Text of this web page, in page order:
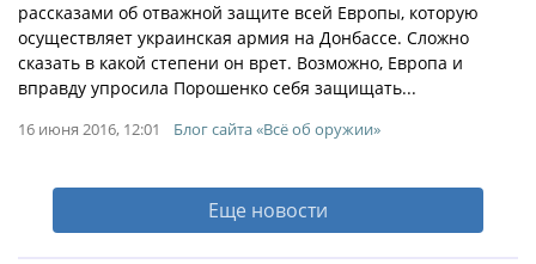
рассказами об отважной защите всей Европы, которую
осуществляет украинская армия на Донбассе. Сложно
сказать в какой степени он врет. Возможно, Европа и
вправду упросила Порошенко себя защищать...
16 июня 2016, 12:01 Блог сайта «Всё об оружии»
Еще новости